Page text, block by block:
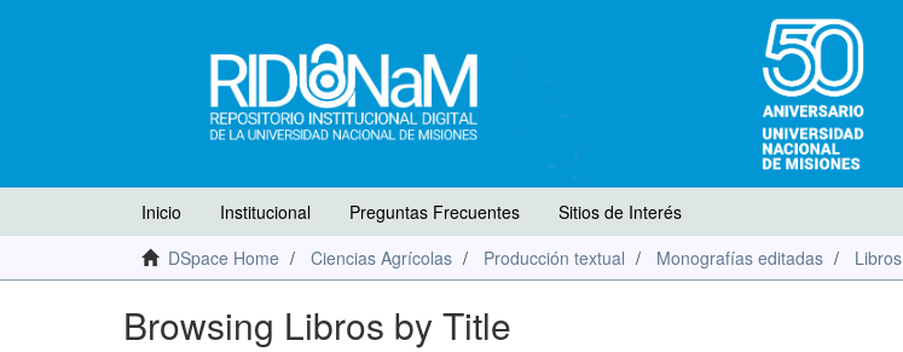
Inicio Institucional Preguntas Frecuentes
Sitios de Interés
DSpace Home
Ciencias Agrícolas Producción textual Monografías editadas Libros
Browsing Libros by Title